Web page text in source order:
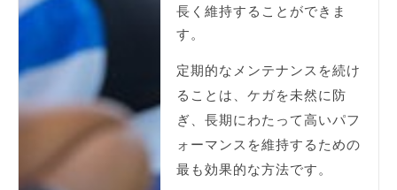
長く維持することができま
す。
定期的なメンテナンスを続け
ることは、ケガを未然に防
ぎ、長期にわたって高いパフ
ォーマンスを維持するための
最も効果的な方法です。